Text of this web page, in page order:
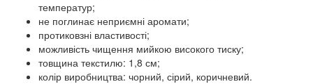
температур;
не поглинає неприємні аромати;
протиковзні властивості;
можливість чищення мийкою високого тиску;
товщина текстилю: 1,8 см;
колір виробництва: чорний, сірий, коричневий.